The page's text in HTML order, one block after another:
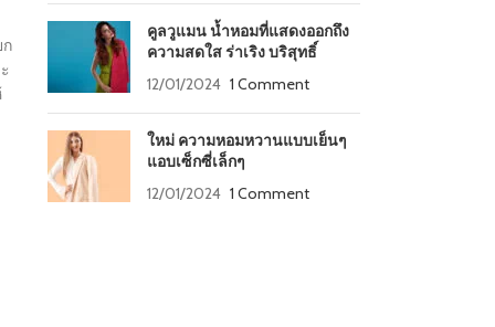
คูลวูแมน น้ำหอมที่แสดงออกถึง
ความสดใส ร่าเริง บริสุทธิ์
12/01/2024 1 Comment
ใหม่ ความหอมหวานแบบเย็นๆ
แอบเซ็กซี่เล็กๆ
12/01/2024 1 Comment